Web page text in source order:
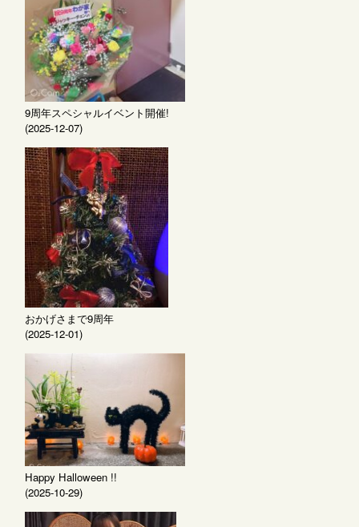
9周年スペシャルイベント開催!
(2025-12-07)
おかげさまで9周年
(2025-12-01)
Happy Halloween !!
(2025-10-29)